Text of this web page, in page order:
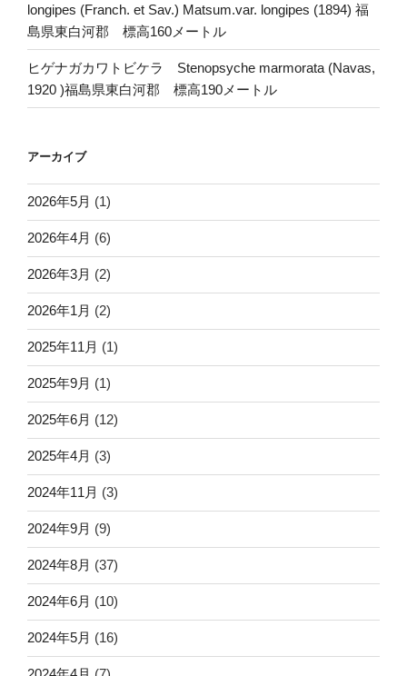
longipes (Franch. et Sav.) Matsum.var. longipes (1894) 福
島県東白河郡 標高160メートル
ヒゲナガカワトビケラ Stenopsyche marmorata (Navas,
1920 )福島県東白河郡 標高190メートル
アーカイブ
2026年5月 (1)
2026年4月 (6)
2026年3月 (2)
2026年1月 (2)
2025年11月 (1)
2025年9月 (1)
2025年6月 (12)
2025年4月 (3)
2024年11月 (3)
2024年9月 (9)
2024年8月 (37)
2024年6月 (10)
2024年5月 (16)